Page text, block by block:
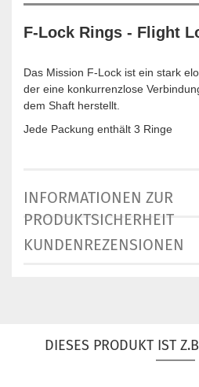
F-Lock Rings - Flight
Das Mission F-Lock ist ein stark
der eine konkurrenzlose
dem Shaft herstellt.
Jede Packung enthält 3 Ringe
INFORMATIONEN ZUR
PRODUKTSICHERHEIT
KUNDENREZENSIONEN
DIESES PRODUKT IST